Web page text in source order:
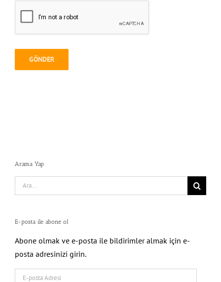
Arama Yap
Search
for:
E-posta ile abone ol
Abone olmak ve e-posta ile bildirimler almak için e-
posta adresinizi girin.